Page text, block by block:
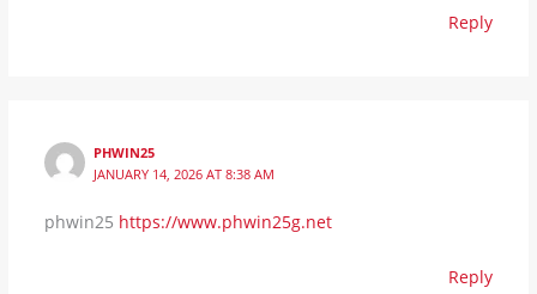
Reply
PHWIN25
JANUARY 14, 2026 AT 8:38 AM
phwin25 https://www.phwin25g.net
Reply